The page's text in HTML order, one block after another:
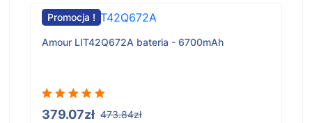
Promocja !
Amour LIT42Q672A bateria - 6700mAh
379.07zł 473.84zł